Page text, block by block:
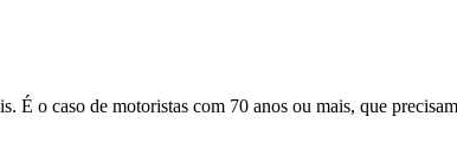
o caso de motoristas com 70 anos ou mais, que